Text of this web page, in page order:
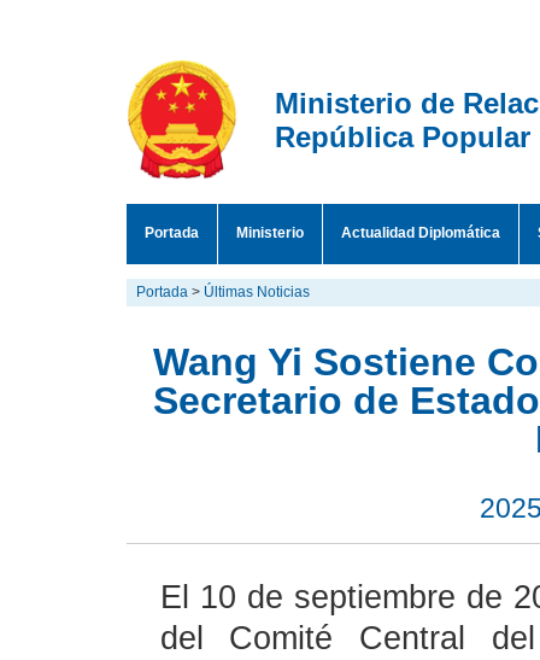
Ministerio de
República Popular
Portada Ministerio Actualidad Diplomática
Portada > Últimas Noticias
Wang Yi Sostiene
Secretario de
El 10 de septiembre de
del Comité Central